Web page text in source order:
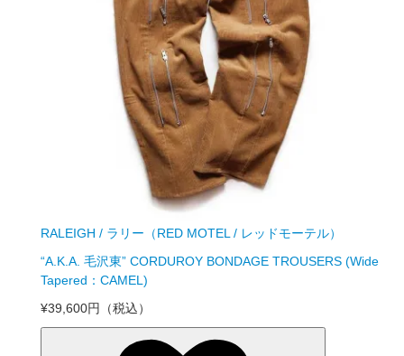
RALEIGH / ラリー（RED MOTEL / レッドモーテル）
“A.K.A. 毛沢東” CORDUROY BONDAGE TROUSERS (Wide
Tapered：CAMEL)
¥39,600円
（税込）